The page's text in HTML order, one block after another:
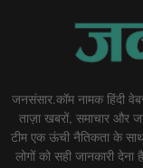
जनसंसार.कॉम नामक हिंदी
ताज़ा खबरों, समाचार और
टीम एक ऊंची नैतिकता के
लोगों को सही जानकारी